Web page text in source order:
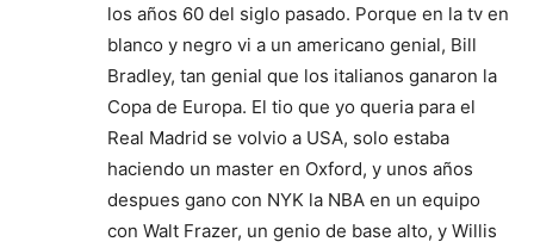
los años 60 del siglo pasado. Porque en la tv en
blanco y negro vi a un americano genial, Bill
Bradley, tan genial que los italianos ganaron la
Copa de Europa. El tio que yo queria para el
Real Madrid se volvio a USA, solo estaba
haciendo un master en Oxford, y unos años
despues gano con NYK la NBA en un equipo
con Walt Frazer, un genio de base alto, y Willis